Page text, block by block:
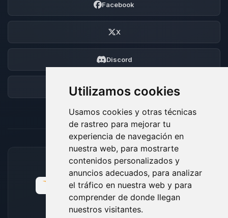
Utilizamos cookies
Usamos cookies y otras técnicas
de rastreo para mejorar tu
experiencia de navegación en
nuestra web, para mostrarte
contenidos personalizados y
anuncios adecuados, para analizar
el tráfico en nuestra web y para
comprender de donde llegan
nuestros visitantes.
Facebook
X
Discord
Foro
MÉTODOS DE PAGO ACEPTADOS